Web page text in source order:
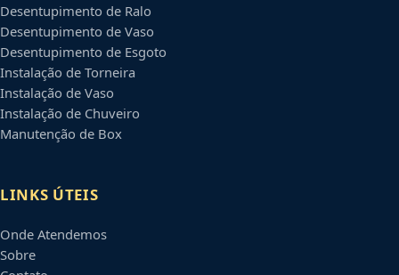
Desentupimento de Ralo
Desentupimento de Vaso
Desentupimento de Esgoto
Instalação de Torneira
Instalação de Vaso
Instalação de Chuveiro
Manutenção de Box
LINKS ÚTEIS
Onde Atendemos
Sobre